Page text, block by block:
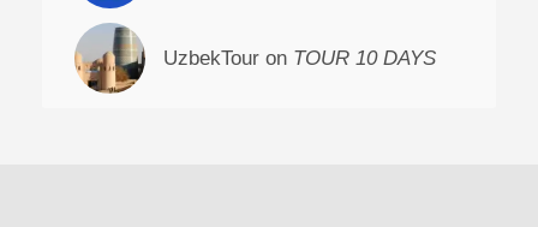
UzbekTour on TOUR 10 DAYS